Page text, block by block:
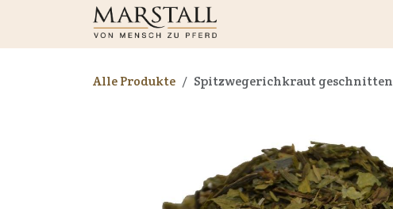
Zum Inhalt springen
Alle Produkte Spitzwegerichkraut geschnitten